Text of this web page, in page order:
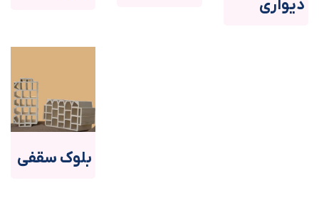
دیواری
بلوک سقفی